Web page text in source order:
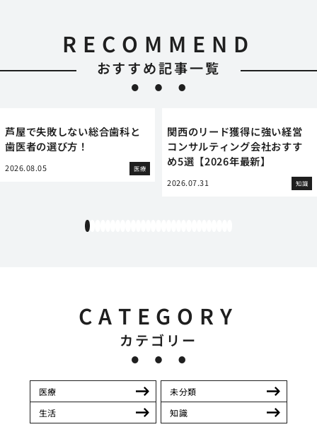
RECOMMEND
おすすめ記事一覧
芦屋で失敗しない総合歯科と
歯医者の選び方！
2026.08.05 医療
関西のリード獲得に強い経営
コンサルティング会社おすす
め5選【2026年最新】
2026.07.31 知識
1
CATEGORY
カテゴリー
医療
未分類
生活
知識